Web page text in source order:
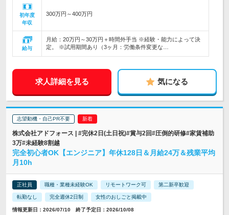
初年度
年収
300万円～400万円
給与
月給：20万円～30万円＋時間外手当 ※経験・能力によって決
定。 ※試用期間あり（3ヶ月：労働条件変更な…
求人詳細を見る 気になる
志望動機・自己PR不要
株式会社アドフォース | #完休2日(土日祝)#賞与2回#圧倒的研修#家賃補助
3万#未経験8割越
完全初心者OK【エンジニア】年休128日＆月給24万＆残業平均
月10h
正社員 職種・業種未経験OK リモートワーク可 第二新卒歓迎
転勤なし 完全週休2日制 女性のおしごと掲載中
情報更新日：2026/07/10 終了予定日：2026/10/08